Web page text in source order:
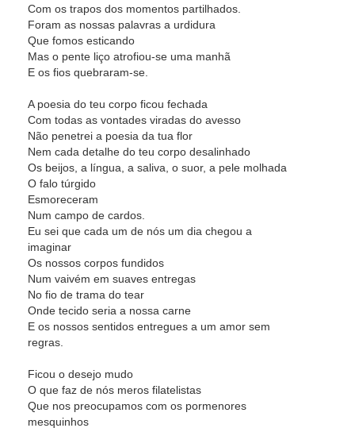
Com os trapos dos momentos partilhados.
Foram as nossas palavras a urdidura
Que fomos esticando
Mas o pente liço atrofiou-se uma manhã
E os fios quebraram-se.
A poesia do teu corpo ficou fechada
Com todas as vontades viradas do avesso
Não penetrei a poesia da tua flor
Nem cada detalhe do teu corpo desalinhado
Os beijos, a língua, a saliva, o suor, a pele molhada
O falo túrgido
Esmoreceram
Num campo de cardos.
Eu sei que cada um de nós um dia chegou a
imaginar
Os nossos corpos fundidos
Num vaivém em suaves entregas
No fio de trama do tear
Onde tecido seria a nossa carne
E os nossos sentidos entregues a um amor sem
regras.
Ficou o desejo mudo
O que faz de nós meros filatelistas
Que nos preocupamos com os pormenores
mesquinhos